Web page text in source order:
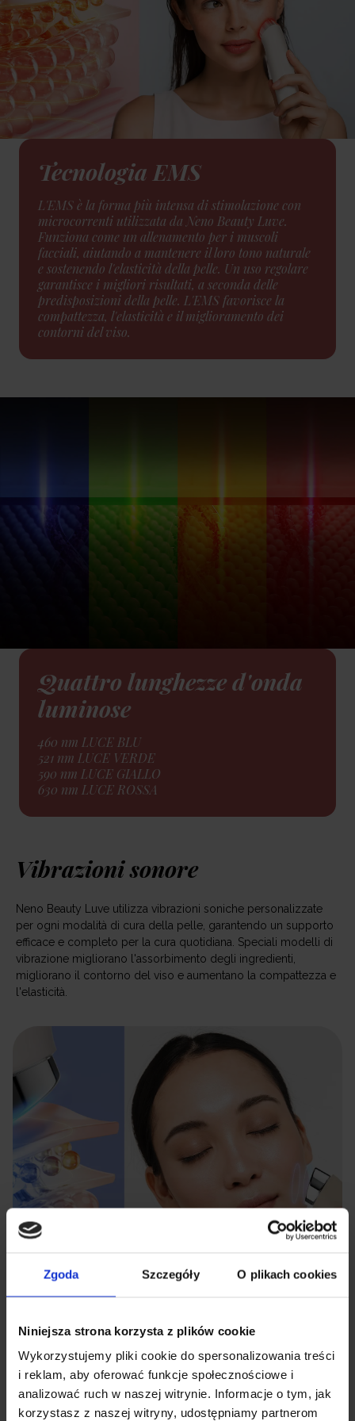
Zgoda Szczegóły O plikach cookies
Niniejsza strona korzysta z plików cookie
Wykorzystujemy pliki cookie do spersonalizowania treści
i reklam, aby oferować funkcje społecznościowe i
analizować ruch w naszej witrynie. Informacje o tym, jak
korzystasz z naszej witryny, udostępniamy partnerom
Tecnologia EMS
L'EMS è la forma più intensa di stimolazione con
microcorrenti utilizzata da Neno Beauty Luve.
Funziona come un allenamento per i muscoli
facciali, aiutando a mantenere il loro tono naturale
e sostenendo l'elasticità della pelle. Un uso regolare
garantisce i migliori risultati, a seconda delle
predisposizioni della pelle. L'EMS favorisce la
compattezza, l'elasticità e il miglioramento dei
contorni del viso.
Quattro lunghezze d'onda
luminose
460 nm LUCE BLU
521 nm LUCE VERDE
590 nm LUCE GIALLO
630 nm LUCE ROSSA
Vibrazioni sonore
Neno Beauty Luve utilizza vibrazioni soniche personalizzate
per ogni modalità di cura della pelle, garantendo un supporto
efficace e completo per la cura quotidiana. Speciali modelli di
vibrazione migliorano l'assorbimento degli ingredienti,
migliorano il contorno del viso e aumentano la compattezza e
l'elasticità.
Tiro in aria